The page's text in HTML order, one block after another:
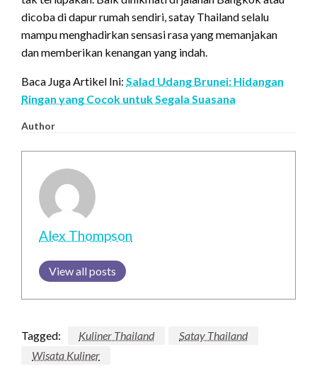
dicoba di dapur rumah sendiri, satay Thailand selalu
mampu menghadirkan sensasi rasa yang memanjakan
dan memberikan kenangan yang indah.
Baca Juga Artikel Ini: Salad Udang Brunei: Hidangan
Ringan yang Cocok untuk Segala Suasana
Author
Alex Thompson
View all posts
Tagged: Kuliner Thailand
Satay Thailand
Wisata Kuliner